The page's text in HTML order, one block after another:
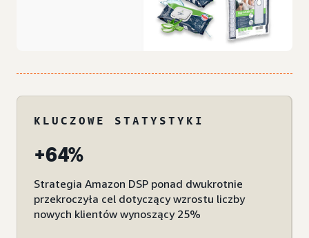
KLUCZOWE STATYSTYKI
+64%
Strategia Amazon DSP ponad dwukrotnie
przekroczyła cel dotyczący wzrostu liczby
nowych klientów wynoszący 25%